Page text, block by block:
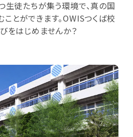
生徒たちが集う環境で、真の国
とができます。OWISつくば校
をはじめませんか？